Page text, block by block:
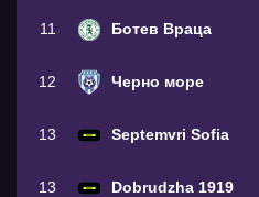
11 Ботев Враца
12 Черно море
13 Septemvri Sofia
13 Dobrudzha 1919